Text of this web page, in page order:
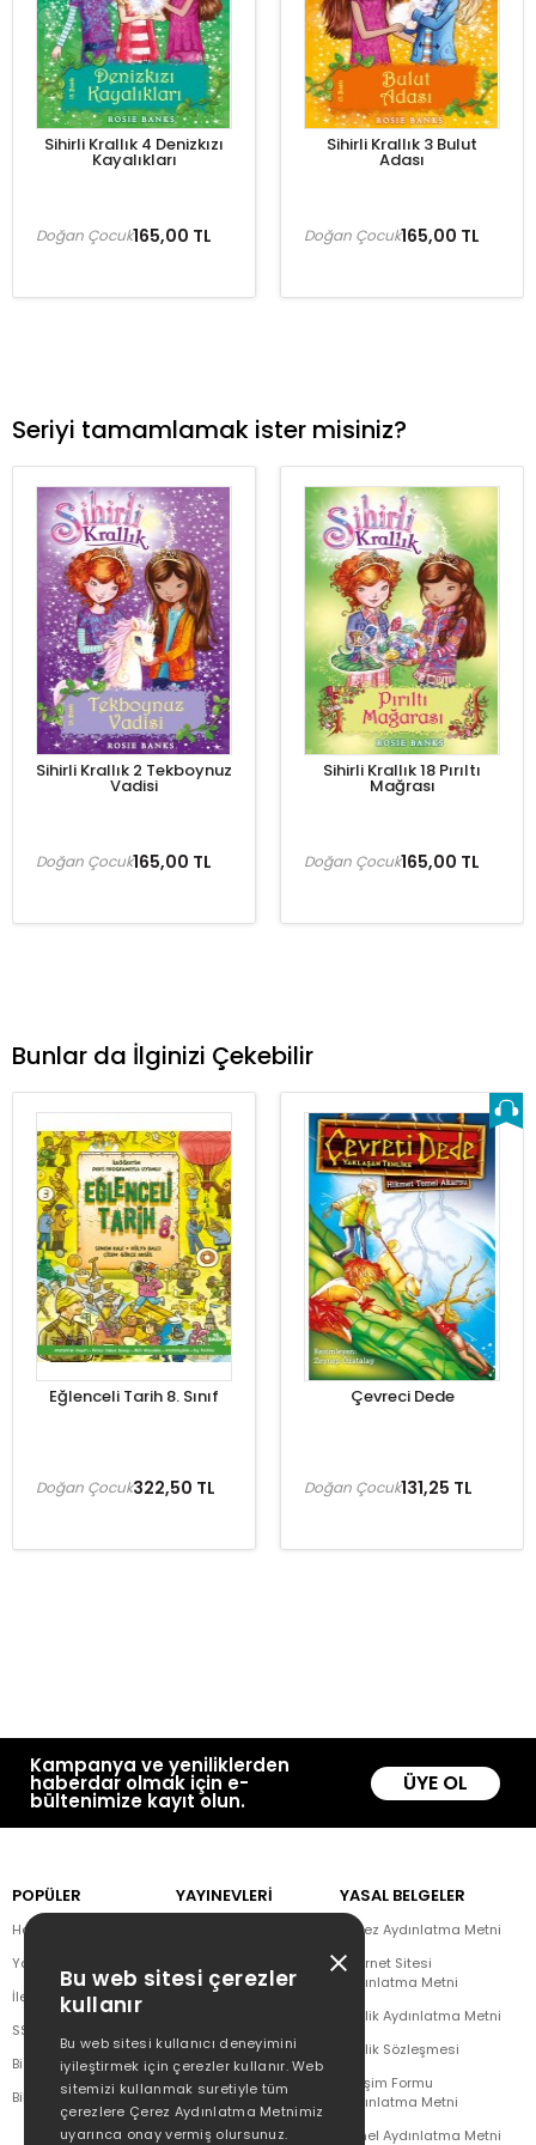
Sihirli Krallık 4 Denizkızı
Kayalıkları
165,00 TL
Doğan Çocuk
Sihirli Krallık 3 Bulut
Adası
165,00 TL
Doğan Çocuk
Seriyi tamamlamak ister misiniz?
Sihirli Krallık 2 Tekboynuz
Vadisi
165,00 TL
Doğan Çocuk
Sihirli Krallık 18 Pırıltı
Mağrası
165,00 TL
Doğan Çocuk
Bunlar da İlginizi Çekebilir
Eğlenceli Tarih 8. Sınıf
322,50 TL
Doğan Çocuk
Çevreci Dede
131,25 TL
Doğan Çocuk
Kampanya ve yeniliklerden
haberdar olmak için e-
bültenimize kayıt olun.
ÜYE OL
POPÜLER
Hakkımızda
Yazar Listesi
İletişim
SSS
Bizden Haberler
Bilgi Toplumu Hizmetleri
YAYINEVLERİ
Doğan Novus
Dex Kitap
Doğan Çocuk
YASAL BELGELER
Çerez Aydınlatma Metni
İnternet Sitesi
Aydınlatma Metni
Üyelik Aydınlatma Metni
Üyelik Sözleşmesi
İletişim Formu
Aydınlatma Metni
Genel Aydınlatma Metni
Bu web sitesi çerezler
kullanır
Bu web sitesi kullanıcı deneyimini
iyileştirmek için çerezler kullanır. Web
sitemizi kullanmak suretiyle tüm
çerezlere Çerez Aydınlatma Metnimiz
uyarınca onay vermiş olursunuz.